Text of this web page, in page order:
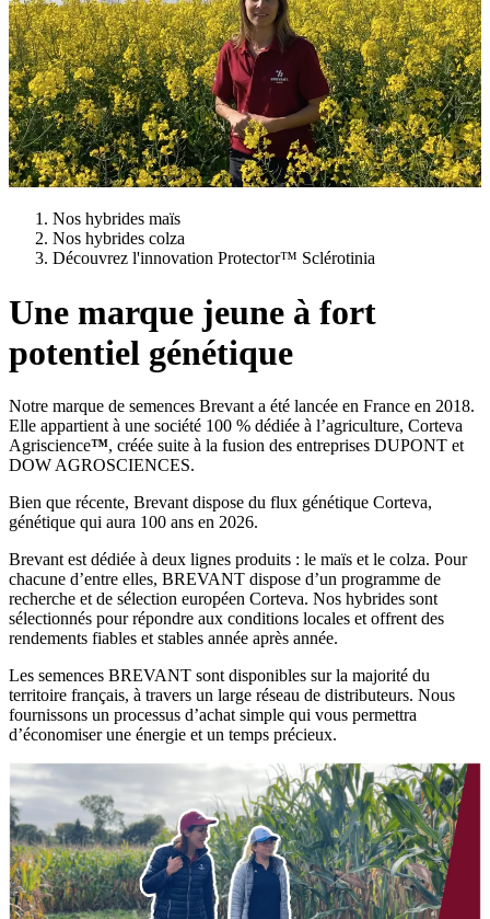
Nos hybrides maïs
Nos hybrides colza
Découvrez l'innovation Protector™ Sclérotinia
Une marque jeune à fort
potentiel génétique
Notre marque de semences Brevant a été lancée en France en 2018.
Elle appartient à une société 100 % dédiée à l’agriculture, Corteva
Agriscience™, créée suite à la fusion des entreprises DUPONT et
DOW AGROSCIENCES.
Bien que récente, Brevant dispose du flux génétique Corteva,
génétique qui aura 100 ans en 2026.
Brevant est dédiée à deux lignes produits : le maïs et le colza. Pour
chacune d’entre elles, BREVANT dispose d’un programme de
recherche et de sélection européen Corteva. Nos hybrides sont
sélectionnés pour répondre aux conditions locales et offrent des
rendements fiables et stables année après année.
Les semences BREVANT sont disponibles sur la majorité du
territoire français, à travers un large réseau de distributeurs. Nous
fournissons un processus d’achat simple qui vous permettra
d’économiser une énergie et un temps précieux.